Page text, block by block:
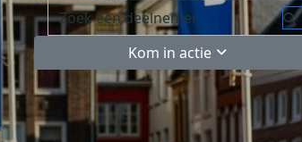
Kom in actie